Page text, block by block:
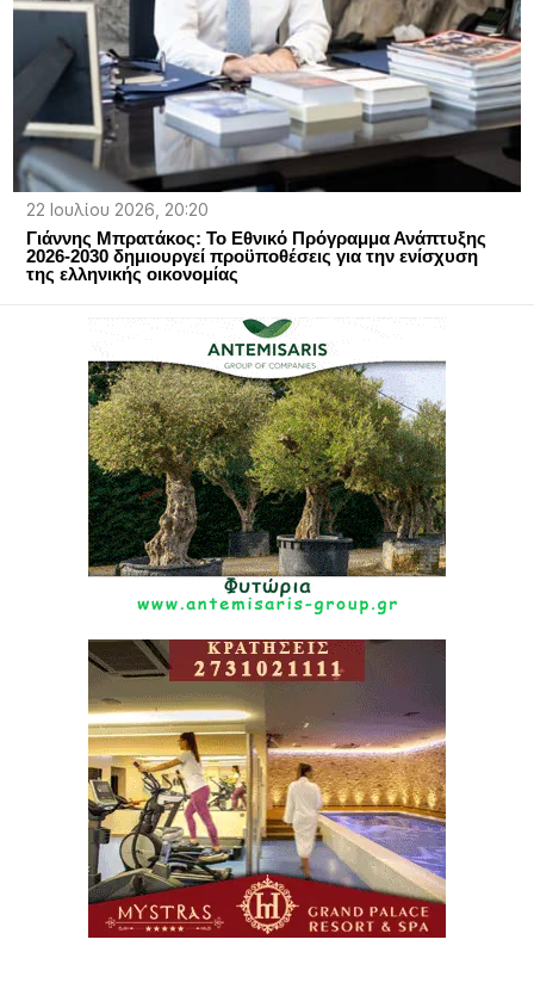
22 Ιουλίου 2026, 20:20
Γιάννης Μπρατάκος: Το Εθνικό Πρόγραμμα Ανάπτυξης
2026-2030 δημιουργεί προϋποθέσεις για την ενίσχυση
της ελληνικής οικονομίας